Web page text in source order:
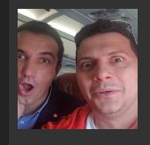
5